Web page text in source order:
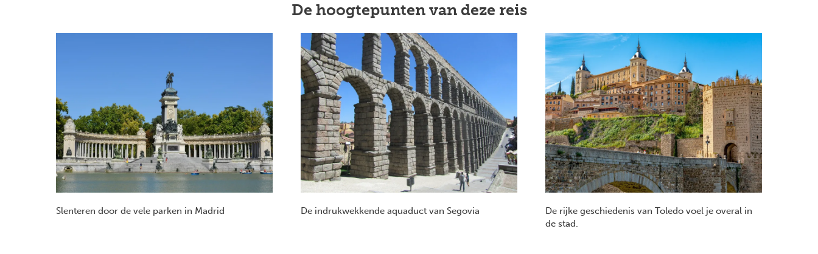
De hoogtepunten van deze reis
Slenteren door de vele parken in Madrid De indrukwekkende aquaduct van Segovia
De rijke geschiedenis van Toledo voel je overal in
de stad.